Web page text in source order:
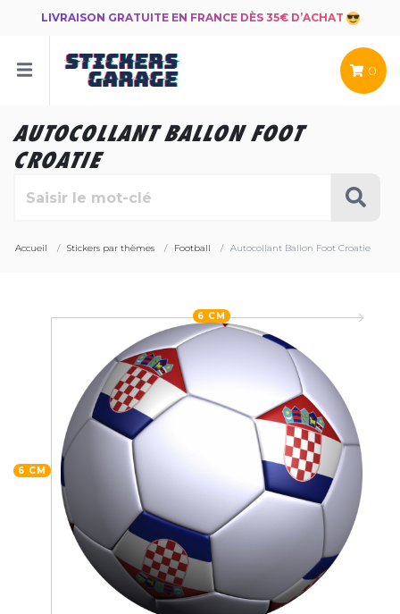
LIVRAISON GRATUITE EN FRANCE DÈS 35€ D’ACHAT
0
AUTOCOLLANT BALLON FOOT
CROATIE
Accueil Stickers par thèmes Football Autocollant Ballon Foot Croatie
6 CM
6 CM